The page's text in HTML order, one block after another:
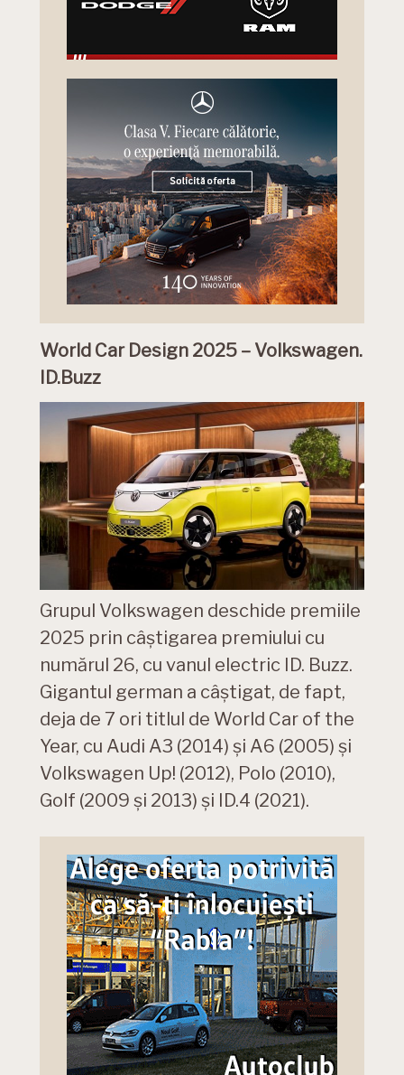
World Car Design 2025 – Volkswagen.
ID.Buzz
Grupul Volkswagen deschide premiile
2025 prin câștigarea premiului cu
numărul 26, cu vanul electric ID. Buzz.
Gigantul german a câștigat, de fapt,
deja de 7 ori titlul de World Car of the
Year, cu Audi A3 (2014) și A6 (2005) și
Volkswagen Up! (2012), Polo (2010),
Golf (2009 și 2013) și ID.4 (2021).